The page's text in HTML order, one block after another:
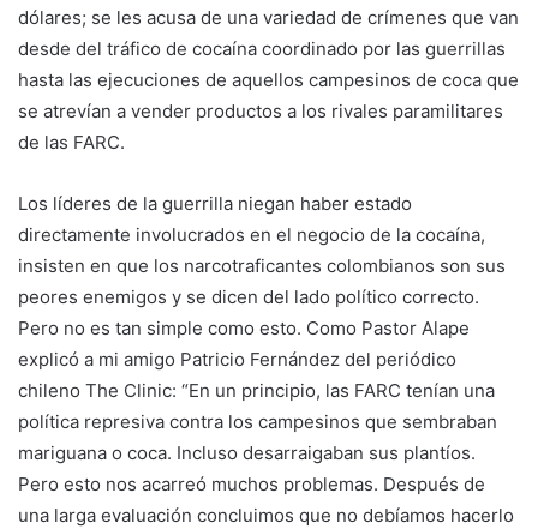
dólares; se les acusa de una variedad de crímenes que van
desde del tráfico de cocaína coordinado por las guerrillas
hasta las ejecuciones de aquellos campesinos de coca que
se atrevían a vender productos a los rivales paramilitares
de las FARC.
Los líderes de la guerrilla niegan haber estado
directamente involucrados en el negocio de la cocaína,
insisten en que los narcotraficantes colombianos son sus
peores enemigos y se dicen del lado político correcto.
Pero no es tan simple como esto. Como Pastor Alape
explicó a mi amigo Patricio Fernández del periódico
chileno The Clinic: “En un principio, las FARC tenían una
política represiva contra los campesinos que sembraban
mariguana o coca. Incluso desarraigaban sus plantíos.
Pero esto nos acarreó muchos problemas. Después de
una larga evaluación concluimos que no debíamos hacerlo